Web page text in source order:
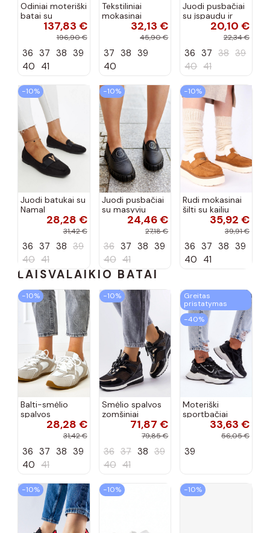
Odiniai moteriški
batai su
siūlėmis, pilies
tipo, Artiker
spalvos
137,83 €
196,90 €
36 37 38 39
40 41
Tekstiliniai
mokasinai
smėlio spalvos
32,13 €
45,90 €
37 38 39
40
Juodi pusbačiai
su įspaudu ir
kvadratiniu
priekiu Kerawa
20,10 €
22,34 €
36 37 38 39
40 41
−10%
Juodi batukai su
Namal
dekoracija28,28 €
31,42 €
36 37 38 39
40 41
−10%
Juodi pusbačiai
su masyviu
padu Teska24,46 €
27,18 €
36 37 38 39
40 41
−10%
Rudi mokasinai
šilti su kailiu
35,92 €
39,91 €
36 37 38 39
40 41
LAISVALAIKIO BATAI
−10%
Balti-smėlio
spalvos
sportiniai
Casey
28,28 €
31,42 €
36 37 38 39
40 41
−10%
Smėlio spalvos
zomšiniai
sportiniai
bateliai, „Karino"
71,87 €
79,85 €
36 37 38 39
40 41
Greitas
pristatymas
−40%
Moteriški
sportbačiai
juodos spalvos
33,63 €
56,05 €
39
−10% −10% −10%